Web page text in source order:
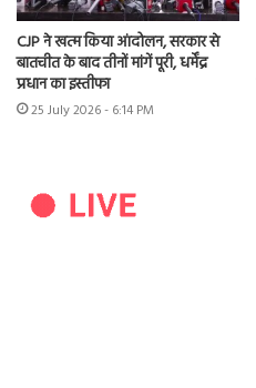
CJP ने खत्म किया आंदोलन, सरकार से
बातचीत के बाद तीनों मांगें पूरी, धर्मेंद्र
प्रधान का इस्तीफा
25 July 2026 - 6:14 PM